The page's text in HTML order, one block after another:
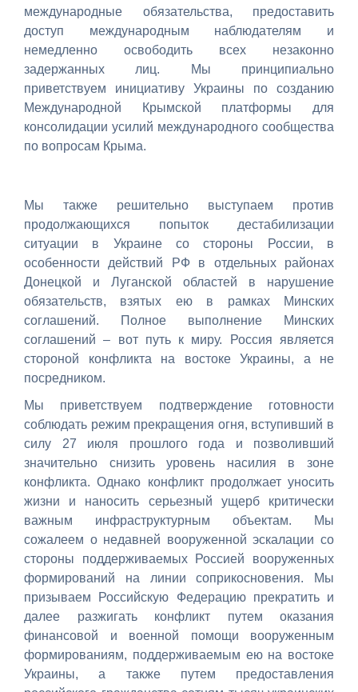
международные обязательства, предоставить
доступ международным наблюдателям и
немедленно освободить всех незаконно
задержанных лиц. Мы принципиально
приветствуем инициативу Украины по созданию
Международной Крымской платформы для
консолидации усилий международного сообщества
по вопросам Крыма.
Мы также решительно выступаем против
продолжающихся попыток дестабилизации
ситуации в Украине со стороны России, в
особенности действий РФ в отдельных районах
Донецкой и Луганской областей в нарушение
обязательств, взятых ею в рамках Минских
соглашений. Полное выполнение Минских
соглашений – вот путь к миру. Россия является
стороной конфликта на востоке Украины, а не
посредником.
Мы приветствуем подтверждение готовности
соблюдать режим прекращения огня, вступивший в
силу 27 июля прошлого года и позволивший
значительно снизить уровень насилия в зоне
конфликта. Однако конфликт продолжает уносить
жизни и наносить серьезный ущерб критически
важным инфраструктурным объектам. Мы
сожалеем о недавней вооруженной эскалации со
стороны поддерживаемых Россией вооруженных
формирований на линии соприкосновения. Мы
призываем Российскую Федерацию прекратить и
далее разжигать конфликт путем оказания
финансовой и военной помощи вооруженным
формированиям, поддерживаемым ею на востоке
Украины, а также путем предоставления